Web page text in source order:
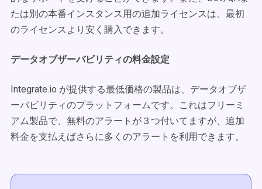
たは別の本番インスタンス用の追加ライセンスは、最初
のライセンスより安く購入できます。
データオブザーバビリティの料金設定
Integrate.io が提供する最低価格の製品は、データオブザ
ーバビリティのプラットフォームです。これはフリーミ
アム製品で、無料のアラートが３つ付いてますが、追加
料金を支払えばさらに多くのアラートを利用できます。